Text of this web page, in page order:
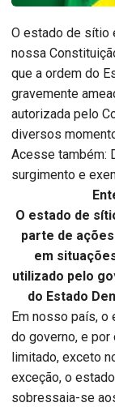
O estado de sítio
nossa
que a ordem do
gravemente
autorizada pelo
diversos
Acesse também:
surgimento e
O estado de
parte de
em
utilizado pelo
do Estado
Em nosso país,
do governo, e
limitado, exceto
exceção, o
sobressaia-se